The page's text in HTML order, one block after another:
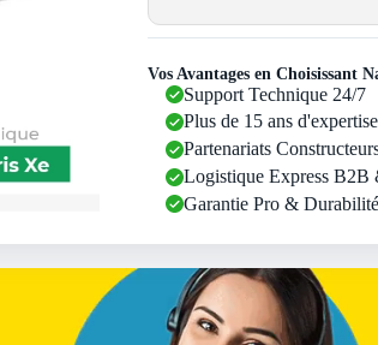
Vos Avantages en Choisissant
Support Technique 24/7
Plus de 15 ans d'expertise
Partenariats
Logistique Express B2B
Garantie Pro & Durabilité